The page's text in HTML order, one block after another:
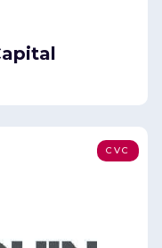
CVC